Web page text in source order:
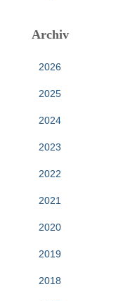
Archiv
2026
2025
2024
2023
2022
2021
2020
2019
2018